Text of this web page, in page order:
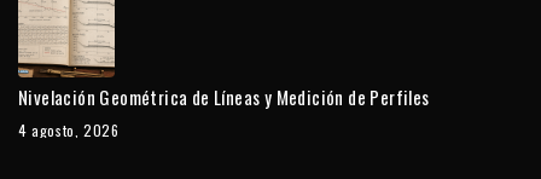
Nivelación Geométrica de Líneas y Medición de Perfiles
4 agosto, 2026